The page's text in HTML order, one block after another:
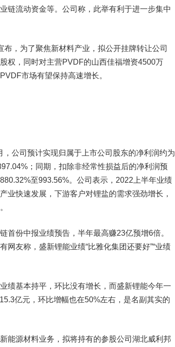
链流动资金等。公司称，此举有利于进一步集中
布，为了聚焦新材料产业，拟公开挂牌转让公司
权，同时对主营PVDF的山西佳福增资4500万
市场有望保持高速增长。
公司预计实现归属于上市公司股东的净利润约为
；同期，扣除非经常性损益后的净利润预
至993.56%。公司表示，2022上半年业绩
业快速发展，下游客户对锂盐的需求强劲增长，
份中报业绩预告，半年最高赚23亿预增6倍。
友称，盛新锂能业绩“比雅化集团还要好”“业绩
基本持平，环比没有增长，而盛新锂能今年一
亿元，环比增幅也在50%左右，是名副其实的
源材料业务，拟将持有的参股公司湖北威利邦